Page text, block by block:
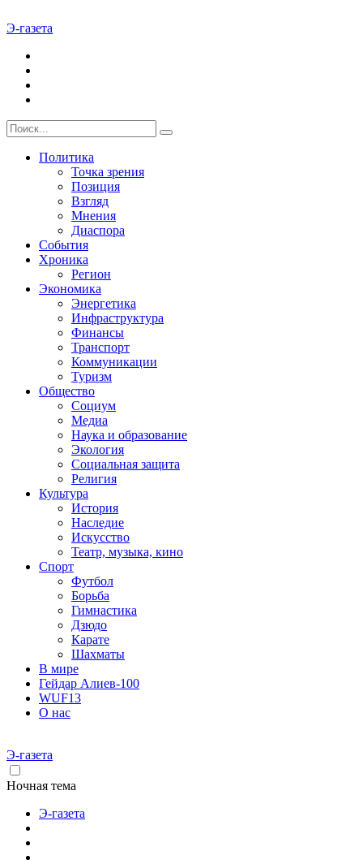
Э-газета
Политика
Точка зрения
Позиция
Взгляд
Мнения
Диаспора
События
Хроника
Регион
Экономика
Энергетика
Инфраструктура
Финансы
Транспорт
Коммуникации
Туризм
Общество
Социум
Медиа
Наука и образование
Экология
Социальная защита
Религия
Культура
История
Наследие
Искусство
Театр, музыка, кино
Спорт
Футбол
Борьба
Гимнастика
Дзюдо
Карате
Шахматы
В мире
Гейдар Алиев-100
WUF13
О нас
Э-газета
Ночная тема
Э-газета